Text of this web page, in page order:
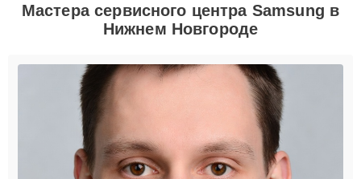
Мастера сервисного центра Samsung в
Нижнем Новгороде